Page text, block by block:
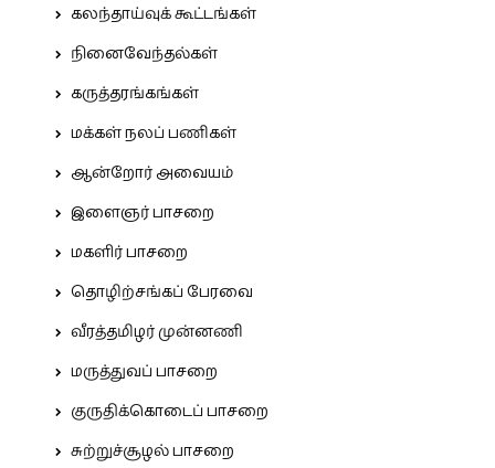
கலந்தாய்வுக் கூட்டங்கள்
நினைவேந்தல்கள்
கருத்தரங்கங்கள்
மக்கள் நலப் பணிகள்
ஆன்றோர் அவையம்
இளைஞர் பாசறை
மகளிர் பாசறை
தொழிற்சங்கப் பேரவை
வீரத்தமிழர் முன்னணி
மருத்துவப் பாசறை
குருதிக்கொடைப் பாசறை
சுற்றுச்சூழல் பாசறை